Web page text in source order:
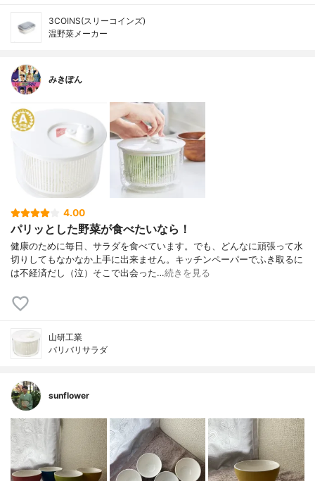
3COINS(スリーコインズ)
温野菜メーカー
みきぽん
4.00
パリッとした野菜が食べたいなら！
健康のために毎日、サラダを食べています。でも、どんなに頑張って水
切りしてもなかなか上手に出来ません。キッチンペーパーでふき取るに
は不経済だし（泣）そこで出会った…続きを見る
山研工業
バリバリサラダ
sunflower